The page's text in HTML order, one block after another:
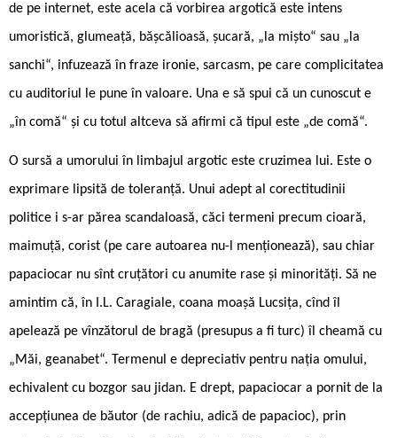
de pe internet, este acela că vorbirea argotică este intens
umoristică, glumeață, bășcălioasă, șucară, „la mișto“ sau „la
sanchi“, infuzează în fraze ironie, sarcasm, pe care complicitatea
cu auditoriul le pune în valoare. Una e să spui că un cunoscut e
„în comă“ și cu totul altceva să afirmi că tipul este „de comă“.
O sursă a umorului în limbajul argotic este cruzimea lui. Este o
exprimare lipsită de toleranță. Unui adept al corectitudinii
politice i s-ar părea scandaloasă, căci termeni precum cioară,
maimuță, corist (pe care autoarea nu-l menționează), sau chiar
papaciocar nu sînt cruțători cu anumite rase și minorități. Să ne
amintim că, în I.L. Caragiale, coana moașă Lucsița, cînd îl
apelează pe vînzătorul de bragă (presupus a fi turc) îl cheamă cu
„Măi, geanabet“. Termenul e depreciativ pentru nația omului,
echivalent cu bozgor sau jidan. E drept, papaciocar a pornit de la
accepțiunea de băutor (de rachiu, adică de papacioc), prin